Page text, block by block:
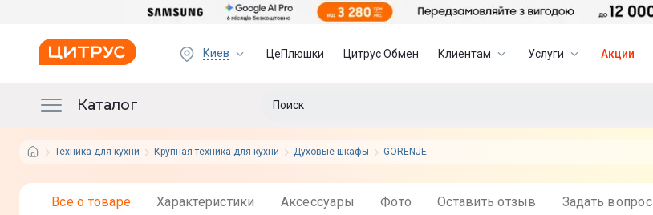
Киев ЦеПлюшки Цитрус Обмен Клиентам Услуги Акции
Каталог
Техника для кухни Крупная техника для кухни Духовые шкафы GORENJE
Все о товаре Характеристики Аксессуары Фото Оставить отзыв Задать вопрос